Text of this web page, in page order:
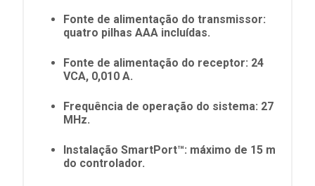
Fonte de alimentação do transmissor:
quatro pilhas AAA incluídas.
Fonte de alimentação do receptor: 24
VCA, 0,010 A.
Frequência de operação do sistema: 27
MHz.
Instalação SmartPort™: máximo de 15 m
do controlador.